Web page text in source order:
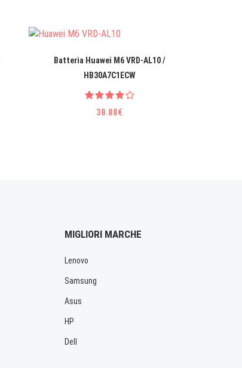
Batteria Huawei M6 VRD-AL10 /
HB30A7C1ECW
38.88€
MIGLIORI MARCHE
Lenovo
Samsung
Asus
HP
Dell